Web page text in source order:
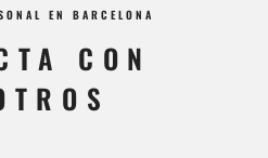
EN BARCELONA
CON